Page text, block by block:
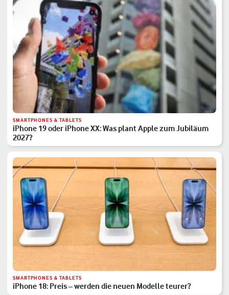
SMARTPHONES & TABLETS
iPhone 19 oder iPhone XX: Was plant Apple zum Jubiläum
2027?
SMARTPHONES & TABLETS
iPhone 18: Preis – werden die neuen Modelle teurer?